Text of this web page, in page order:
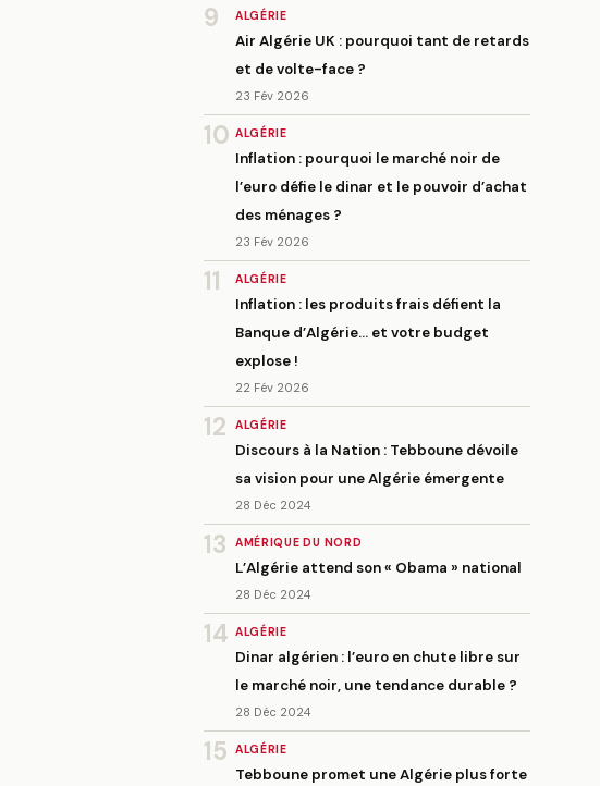
9 ALGÉRIE
Air Algérie UK : pourquoi tant de retards
et de volte-face ?
23 Fév 2026
10 ALGÉRIE
Inflation : pourquoi le marché noir de
l’euro défie le dinar et le pouvoir d’achat
des ménages ?
23 Fév 2026
11 ALGÉRIE
Inflation : les produits frais défient la
Banque d’Algérie… et votre budget
explose !
22 Fév 2026
12 ALGÉRIE
Discours à la Nation : Tebboune dévoile
sa vision pour une Algérie émergente
28 Déc 2024
13 AMÉRIQUE DU NORD
L’Algérie attend son « Obama » national
28 Déc 2024
14 ALGÉRIE
Dinar algérien : l’euro en chute libre sur
le marché noir, une tendance durable ?
28 Déc 2024
15 ALGÉRIE
Tebboune promet une Algérie plus forte